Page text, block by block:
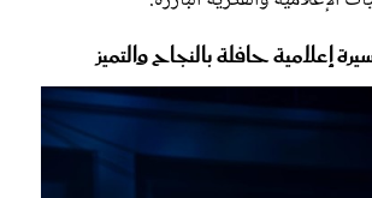
إعلامية حافلة بالنجاح والتميز
غلاف رفمي